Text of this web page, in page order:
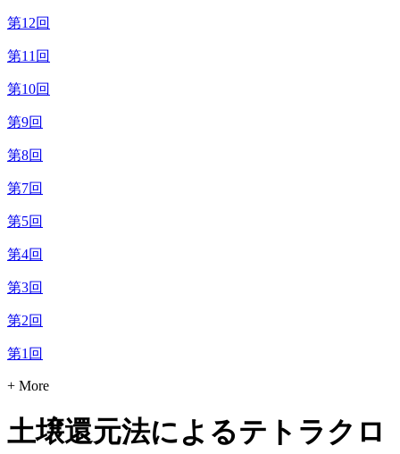
第12回
第11回
第10回
第9回
第8回
第7回
第5回
第4回
第3回
第2回
第1回
+ More
土壌還元法によるテトラクロ